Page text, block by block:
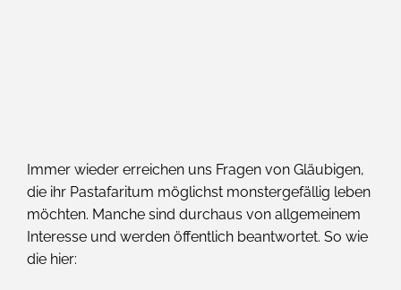
Immer wieder erreichen uns Fragen von Gläubigen,
die ihr Pastafaritum möglichst monstergefällig leben
möchten. Manche sind durchaus von allgemeinem
Interesse und werden öffentlich beantwortet. So wie
die hier: